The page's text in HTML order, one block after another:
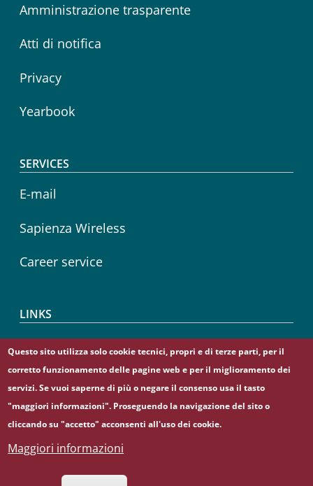
Amministrazione trasparente
Atti di notifica
Privacy
Yearbook
SERVICES
E-mail
Sapienza Wireless
Career service
LINKS
CIAO
Sapienza Store
© Sapienza Università di Roma - Piazzale Aldo Moro 5,
Questo sito utilizza solo cookie tecnici, propri e di terze parti, per il
corretto funzionamento delle pagine web e per il miglioramento dei
servizi. Se vuoi saperne di più o negare il consenso usa il tasto
"maggiori informazioni". Proseguendo la navigazione del sito o
cliccando su "accetto" acconsenti all'uso dei cookie.
Maggiori informazioni